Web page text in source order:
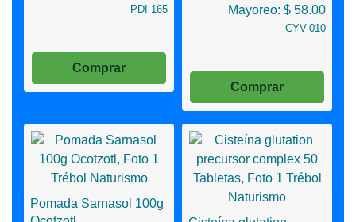
PDI-165
Comprar
Mayoreo: $ 58.00
CYV-010
Comprar
Pomada Sarnasol 100g